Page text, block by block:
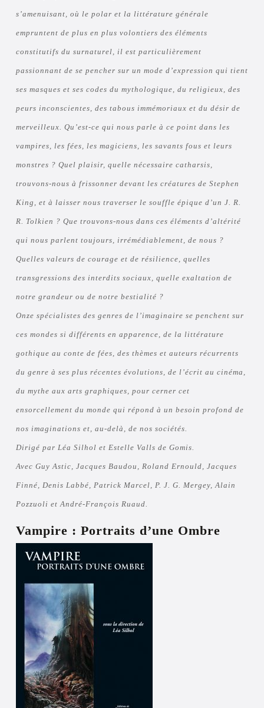
s’amenuisant, où le polar et la littérature générale
empruntent de plus en plus volontiers des éléments
constitutifs du surnaturel, il est particulièrement
passionnant de se pencher sur un mode d’expression qui tient
ses masques et ses codes du mythologique, du religieux, des
peurs inconscientes, des tabous immémoriaux et du désir de
merveilleux. Qu’est-ce qui nous parle à ce point dans les
vampires, les fées, les magiciens, les savants fous et leurs
monstres ? Quel plaisir, quelle nécessaire catharsis,
trouvons-nous à frissonner devant les créatures de Stephen
King, et à laisser nous traverser le souffle épique d’un J. R.
R. Tolkien ? Que trouvons-nous dans ces éléments d’altérité
qui nous parlent toujours, irrémédiablement, de nous ?
Quelles valeurs de courage et de résilience, quelles
transgressions des interdits sociaux, quelle exaltation de
notre grandeur ou de notre bestialité ?
Onze spécialistes des genres de l’imaginaire se penchent sur
ces mondes si différents en apparence, de la littérature
gothique au conte de fées, des thèmes et auteurs récurrents
du genre à ses plus récentes évolutions, de l’écrit au cinéma,
du mythe aux arts graphiques, pour cerner cet
ensorcellement du monde qui répond à un besoin profond de
nos imaginations et, au-delà, de nos sociétés.
Dirigé par Léa Silhol et Estelle Valls de Gomis.
Avec Guy Astic, Jacques Baudou, Roland Ernould, Jacques
Finné, Denis Labbé, Patrick Marcel, P. J. G. Mergey, Alain
Pozzuoli et André-François Ruaud.
Vampire : Portraits d’une Ombre